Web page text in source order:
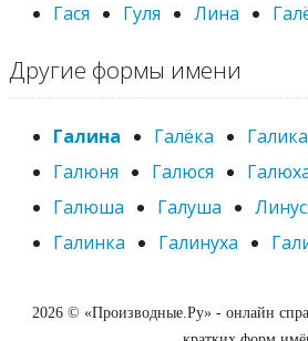
Гася
Гуля Лина
Другие формы имени
Галина Галёка Галика
Галюня
Галюся
Галюша
Галуша
Галинка
Галинуха
2026 © «Производные.Ру» - онлайн